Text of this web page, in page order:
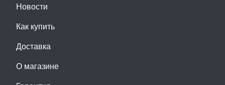
Новости
Как купить
Доставка
О магазине